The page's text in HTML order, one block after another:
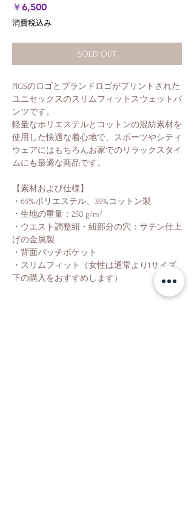
￥6,500価
格
消費税込み
SOLD OUT
PIGSのロゴとブランドロゴがプリントされた
ユニセックスのスリムフィットスウェットパ
ンツです。
軽量なポリエステルとコットンの混紡素材を
使用した快適な着心地で、スポーツやシティ
ウェアにはもちろんお家でのリラックスタイ
ムにも最適な商品です。
【素材および仕様】
・65%ポリエステル、35%コットン製
・生地の重量：250 g/m²
・ウエスト調整紐・紐部分の穴：サテン仕上
げの金属製
・背面パッチポケット
・スリムフィット（女性は通常より1サイズ
下の購入をおすすめします）